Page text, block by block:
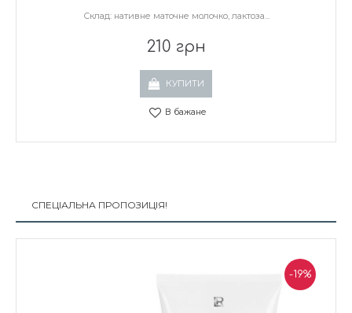
Склад: нативне маточне молочко, лактоза...
210 грн
КУПИТИ
В бажане
СПЕЦІАЛЬНА ПРОПОЗИЦІЯ!
-19%